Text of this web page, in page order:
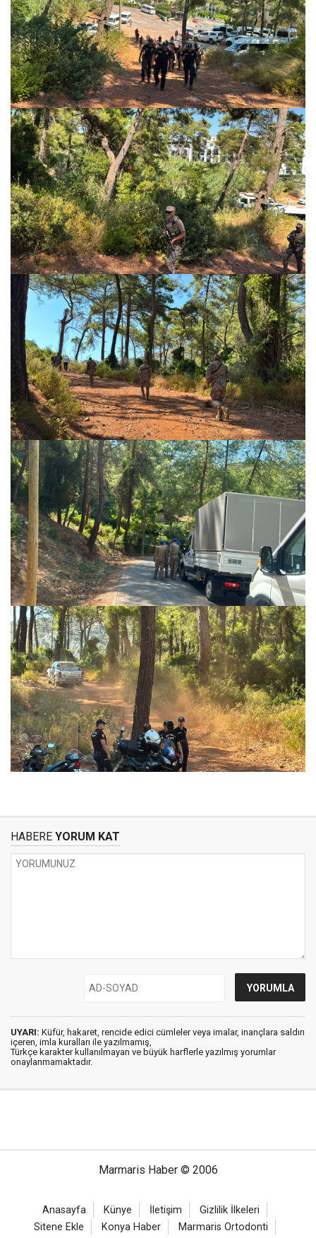
HABERE YORUM KAT
UYARI: Küfür, hakaret, rencide edici cümleler veya imalar, inançlara saldırı
içeren, imla kuralları ile yazılmamış,
Türkçe karakter kullanılmayan ve büyük harflerle yazılmış yorumlar
onaylanmamaktadır.
Marmaris Haber © 2006
Anasayfa Künye İletişim
Gizlilik İlkeleri
Sitene Ekle
Konya Haber Marmaris Ortodonti